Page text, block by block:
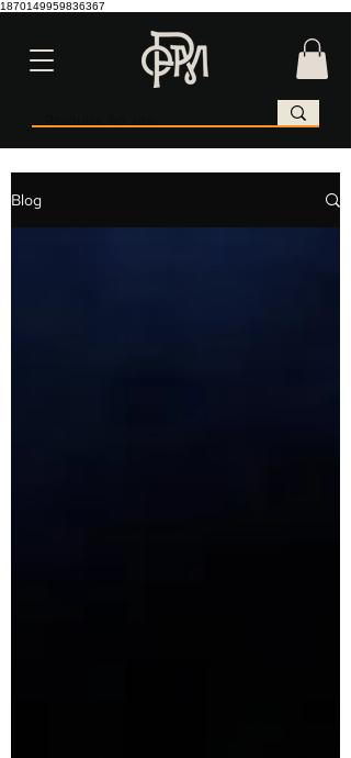
1870149959836367
Blog